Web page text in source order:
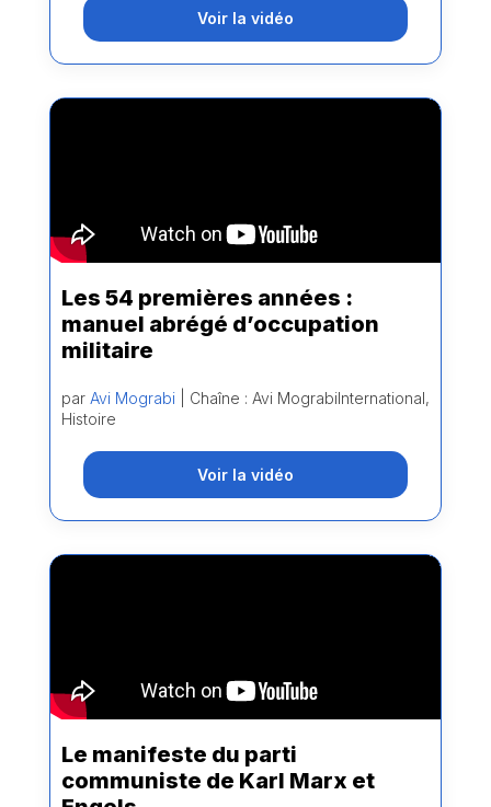
Voir la vidéo
Les 54 premières années :
manuel abrégé d’occupation
militaire
par Avi Mograbi| Chaîne : Avi MograbiInternational,
Histoire
Voir la vidéo
Le manifeste du parti
communiste de Karl Marx et